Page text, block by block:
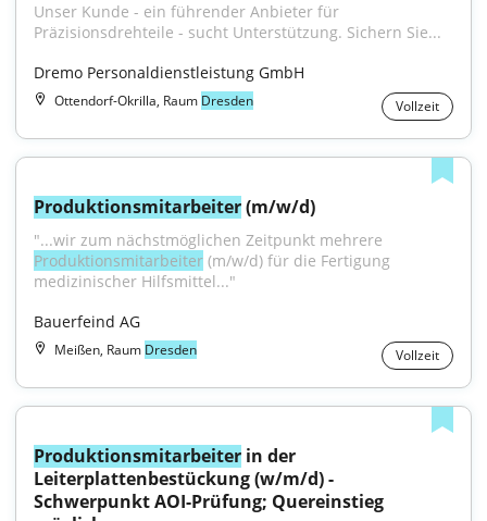
Unser Kunde - ein führender Anbieter für
Präzisionsdrehteile - sucht Unterstützung. Sichern Sie...
Dremo Personaldienstleistung GmbH
Ottendorf-Okrilla, Raum Dresden Vollzeit
Produktionsmitarbeiter (m/w/d)
Produktionsmitarbeiter (m/w/d) für die Fertigung
medizinischer Hilfsmittel..."
Bauerfeind AG
Meißen, Raum Dresden Vollzeit
Produktionsmitarbeiter in der
Leiterplattenbestückung (w/m/d) -
Schwerpunkt AOI-Prüfung; Quereinstieg